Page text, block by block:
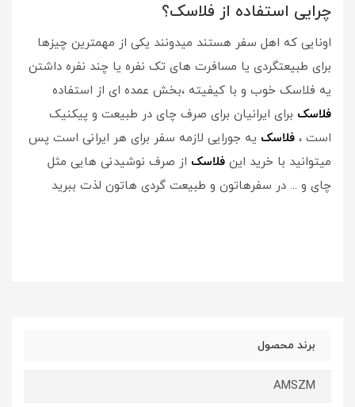
چرایی استفاده از فلاسک؟
اونایی که اهل سفر هستند میدونند یکی از مهمترین چیزها
برای طبیعتگردی یا مسافرت های تک نفره یا چند نفره داشتن
یه فلاسک خوب و با کیفیته ،بخش عمده ای از استفاده
فلاسک برای ایرانیان برای صرف چای در طبیعت و پیکنیک
است ، فلاسک یه جورایی لازمه سفر برای هر ایرانی است پس
میتوانید با خرید این فلاسک از صرف نوشیدنی هایی مثل
چای و ... در سفرهاتون و طبیعت گردی هاتون لذت ببرید
برند محصول
AMSZM